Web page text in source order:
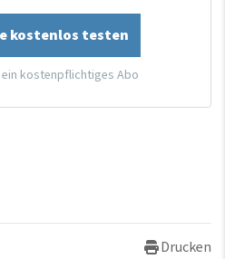
kostenlos testen
ein kostenpflichtiges Abo
Drucken